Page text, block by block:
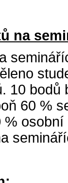
na
10
60 %